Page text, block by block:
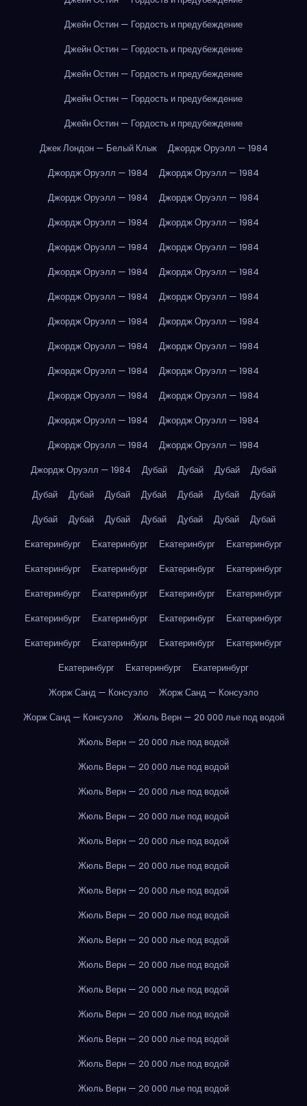
Джейн Остин — Гордость и предубеждение
Джейн Остин — Гордость и предубеждение
Джейн Остин — Гордость и предубеждение
Джейн Остин — Гордость и предубеждение
Джейн Остин — Гордость и предубеждение
Джек Лондон — Белый Клык
Джордж Оруэлл — 1984
Джордж Оруэлл — 1984
Джордж Оруэлл — 1984
Джордж Оруэлл — 1984
Джордж Оруэлл — 1984
Джордж Оруэлл — 1984
Джордж Оруэлл — 1984
Джордж Оруэлл — 1984
Джордж Оруэлл — 1984
Джордж Оруэлл — 1984
Джордж Оруэлл — 1984
Джордж Оруэлл — 1984
Джордж Оруэлл — 1984
Джордж Оруэлл — 1984
Джордж Оруэлл — 1984
Джордж Оруэлл — 1984
Джордж Оруэлл — 1984
Джордж Оруэлл — 1984
Джордж Оруэлл — 1984
Джордж Оруэлл — 1984
Джордж Оруэлл — 1984
Джордж Оруэлл — 1984
Джордж Оруэлл — 1984
Джордж Оруэлл — 1984
Джордж Оруэлл — 1984
Джордж Оруэлл — 1984
Дубай Дубай Дубай
Дубай
Дубай
Дубай Дубай Дубай Дубай Дубай
Дубай
Дубай
Дубай Дубай Дубай Дубай Дубай
Дубай
Екатеринбург
Екатеринбург Екатеринбург
Екатеринбург
Екатеринбург
Екатеринбург Екатеринбург
Екатеринбург
Екатеринбург
Екатеринбург Екатеринбург
Екатеринбург
Екатеринбург
Екатеринбург Екатеринбург
Екатеринбург
Екатеринбург
Екатеринбург Екатеринбург
Екатеринбург
Екатеринбург
Екатеринбург
Екатеринбург
Жорж Санд — Консуэло
Жорж Санд — Консуэло
Жорж Санд — Консуэло
Жюль Верн — 20 000 лье под водой
Жюль Верн — 20 000 лье под водой
Жюль Верн — 20 000 лье под водой
Жюль Верн — 20 000 лье под водой
Жюль Верн — 20 000 лье под водой
Жюль Верн — 20 000 лье под водой
Жюль Верн — 20 000 лье под водой
Жюль Верн — 20 000 лье под водой
Жюль Верн — 20 000 лье под водой
Жюль Верн — 20 000 лье под водой
Жюль Верн — 20 000 лье под водой
Жюль Верн — 20 000 лье под водой
Жюль Верн — 20 000 лье под водой
Жюль Верн — 20 000 лье под водой
Жюль Верн — 20 000 лье под водой
Жюль Верн — 20 000 лье под водой